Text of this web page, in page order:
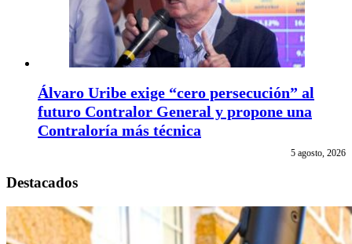
Álvaro Uribe exige “cero persecución” al
futuro Contralor General y propone una
Contraloría más técnica
5 agosto, 2026
Destacados